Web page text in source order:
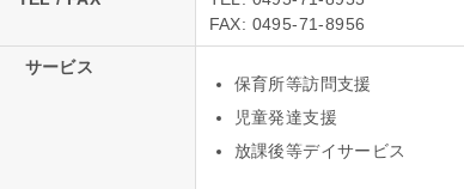
FAX: 0495-71-8956
サービス
保育所等訪問支援
児童発達支援
放課後等デイサービス